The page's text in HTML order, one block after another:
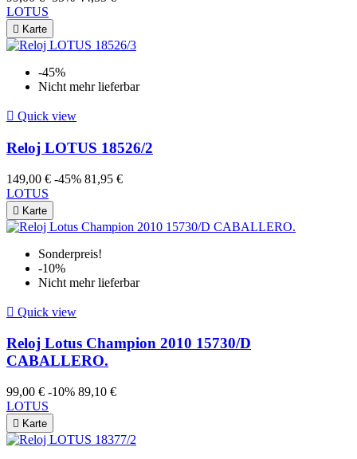
LOTUS
 Karte
-45%
Nicht mehr lieferbar
 Quick view
Reloj LOTUS 18526/2
149,00 € -45% 81,95 €
LOTUS
 Karte
Sonderpreis!
-10%
Nicht mehr lieferbar
 Quick view
Reloj Lotus Champion 2010 15730/D
CABALLERO.
99,00 € -10% 89,10 €
LOTUS
 Karte